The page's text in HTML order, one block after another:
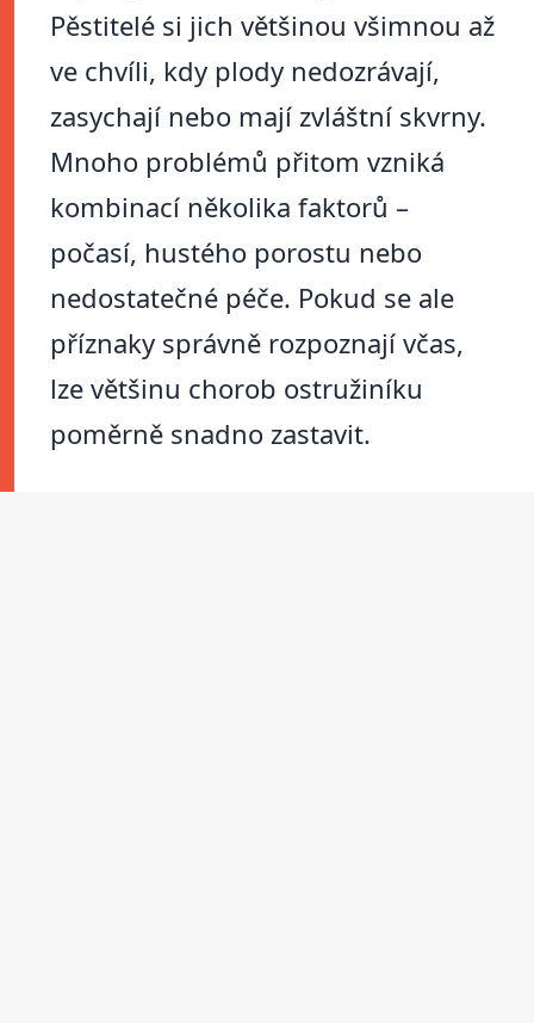
Pěstitelé si jich většinou všimnou až
ve chvíli, kdy plody nedozrávají,
zasychají nebo mají zvláštní skvrny.
Mnoho problémů přitom vzniká
kombinací několika faktorů –
počasí, hustého porostu nebo
nedostatečné péče. Pokud se ale
příznaky správně rozpoznají včas,
lze většinu chorob ostružiníku
poměrně snadno zastavit.